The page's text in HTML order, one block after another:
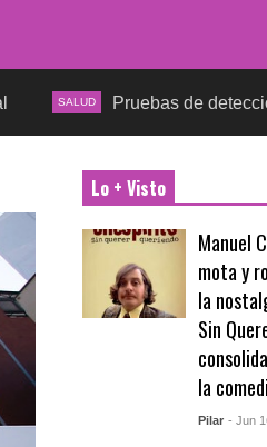
Pruebas de detección de ITS
Lo + Visto
Manuel
mota y
la
Sin
la
Pilar - Jun